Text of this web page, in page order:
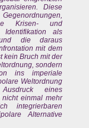
Diese
Krisen- und
Identifikation als
die daraus
mit dem
kein Bruch mit der
sondern
ins imperiale
Weltordnung
eines
nicht einmal mehr
integrierbaren
Alternative